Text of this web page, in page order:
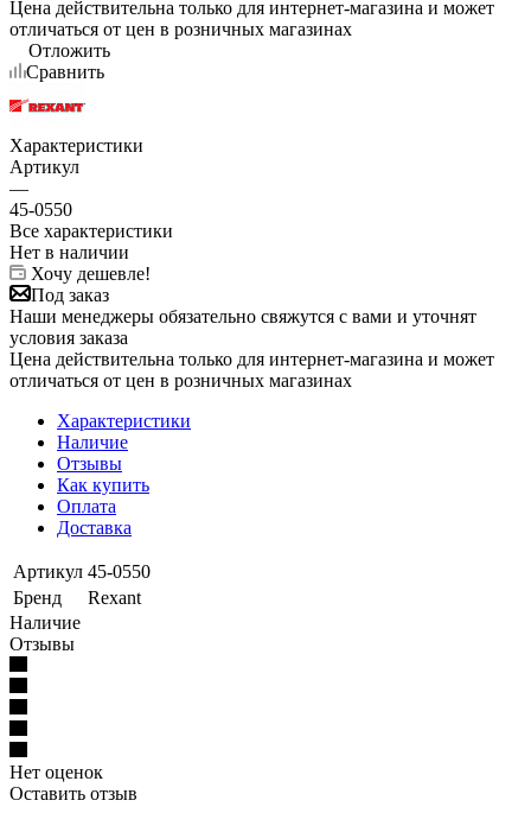
Цена действительна только для интернет-магазина и может
отличаться от цен в розничных магазинах
Отложить
Сравнить
Характеристики
Артикул
—
45-0550
Все характеристики
Нет в наличии
Хочу дешевле!
Под заказ
Наши менеджеры обязательно свяжутся с вами и уточнят
условия заказа
Цена действительна только для интернет-магазина и может
отличаться от цен в розничных магазинах
Характеристики
Наличие
Отзывы
Как купить
Оплата
Доставка
Артикул 45-0550
Бренд
Rexant
Наличие
Отзывы
Нет оценок
Оставить отзыв